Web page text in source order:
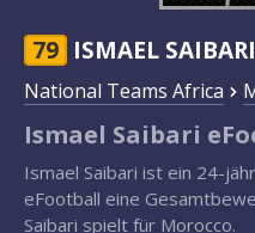
79 ISMAEL SAIBARI
National Teams Africa
Ismael Saibari
Ismael Saibari ist ein 24-
eFootball eine
Saibari spielt für Morocco.